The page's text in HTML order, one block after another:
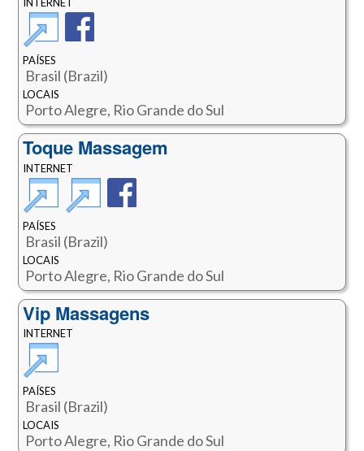
PAÍSES
Brasil (Brazil)
LOCAIS
Porto Alegre, Rio Grande do Sul
Toque Massagem
INTERNET
PAÍSES
Brasil (Brazil)
LOCAIS
Porto Alegre, Rio Grande do Sul
Vip Massagens
INTERNET
PAÍSES
Brasil (Brazil)
LOCAIS
Porto Alegre, Rio Grande do Sul